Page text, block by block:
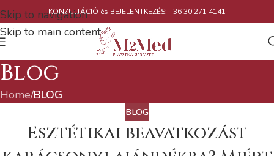
Skip to navigation
Skip to main content
KONZULTÁCIÓ és BEJELENTKEZÉS: +36 30 271 4141
Blog
Home/BLOG
BLOG
Esztétikai beavatkozást